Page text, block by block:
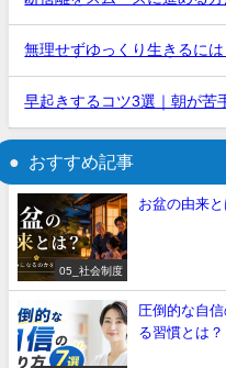
無理せずゆっくり生きるに
早起きするコツ3選｜朝が苦
おすすめ記事
05_社会制度
お盆の由来
圧倒的な自
る習慣とは？